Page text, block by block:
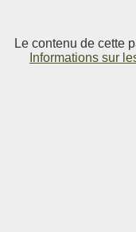
Le contenu de cette
Informations sur